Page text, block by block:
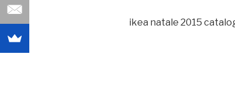
ikea natale 2015